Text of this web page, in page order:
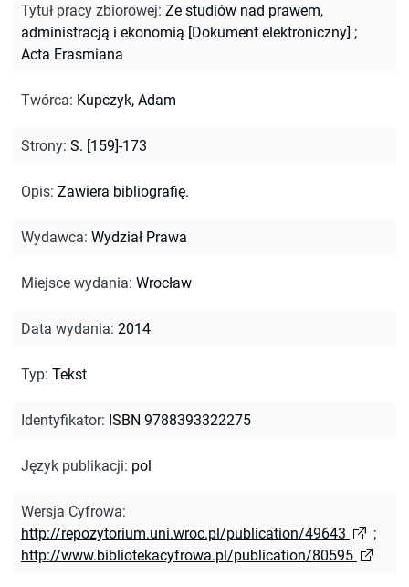
Tytuł pracy zbiorowej: Ze studiów nad prawem,
administracją i ekonomią [Dokument elektroniczny] ;
Acta Erasmiana
Twórca: Kupczyk, Adam
Strony: S. [159]-173
Opis: Zawiera bibliografię.
Wydawca: Wydział Prawa
Miejsce wydania: Wrocław
Data wydania: 2014
Typ: Tekst
Identyfikator: ISBN 9788393322275
Język publikacji: pol
Wersja Cyfrowa:
http://repozytorium.uni.wroc.pl/publication/49643
;
http://www.bibliotekacyfrowa.pl/publication/80595